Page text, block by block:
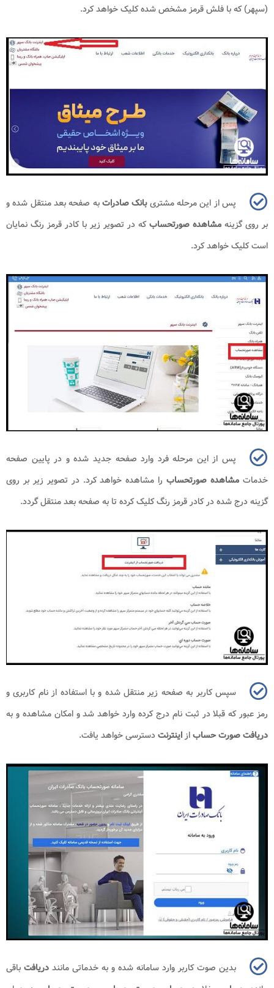
(سپهر) که با فلش قرمز مشخص شده کلیک خواهد کرد.
پس از این مرحله مشتریبانک صادراتبه صفحه بعد منتقل شده و
بر روی گزینه مشاهده صورتحسابکه در تصویر زیر با کادر قرمز رنگ نمایان
است کلیک خواهد کرد.
پس از این مرحله فرد وارد صفحه جدید شده و در پایین صفحه
خدمات مشاهده صورتحساب را مشاهده خواهد کرد. در تصویر زیر بر روی
گزینه درج شده در کادر قرمز رنگ کلیک کرده تا به صفحه بعد منتقل گردد.
سپس کاربر به صفحه زیر منتقل شده و با استفاده از نام کاربری و
رمز عبور که قبلا در ثبت نام درج کرده وارد خواهد شد و امکان مشاهده و به
دریافت صورت حسابازاینترنتدسترسی خواهد یافت.
بدین صوت کاربر وارد سامانه شده و به خدماتی مانند دریافت باقی